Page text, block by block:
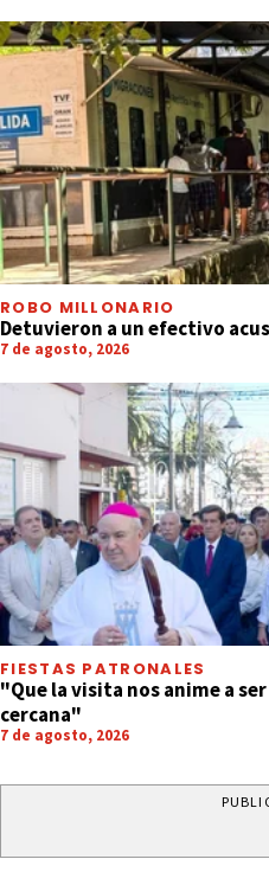
ROBO MILLONARIO
Detuvieron a un efectivo
7 de agosto, 2026
FIESTAS PATRONALES
"Que la visita nos anime a
cercana"
7 de agosto, 2026